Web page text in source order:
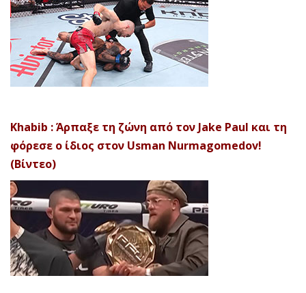
Khabib : Άρπαξε τη ζώνη από τον Jake Paul και τη
φόρεσε ο ίδιος στον Usman Nurmagomedov!
(Βίντεο)